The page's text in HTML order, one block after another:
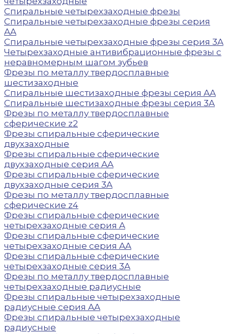
Спиральные четырехзаходные фрезы
Спиральные четырехзаходные фрезы серия
AA
Спиральные четырехзаходные фрезы серия 3A
Четырехзаходные антивибрационные фрезы с
неравномерным шагом зубьев
Фрезы по металлу твердосплавные
шестизаходные
Спиральные шестизаходные фрезы серия AA
Спиральные шестизаходные фрезы серия 3A
Фрезы по металлу твердосплавные
сферические z2
Фрезы спиральные сферические
двухзаходные
Фрезы спиральные сферические
двухзаходные серия AA
Фрезы спиральные сферические
двухзаходные серия 3A
Фрезы по металлу твердосплавные
сферические z4
Фрезы спиральные сферические
четырехзаходные серия A
Фрезы спиральные сферические
четырехзаходные серия AA
Фрезы спиральные сферические
четырехзаходные серия 3A
Фрезы по металлу твердосплавные
четырехзаходные радиусные
Фрезы спиральные четырехзаходные
радиусные серия AA
Фрезы спиральные четырехзаходные
радиусные